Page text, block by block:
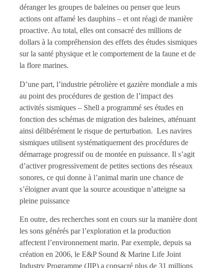
déranger les groupes de baleines ou penser que leurs
actions ont affamé les dauphins – et ont réagi de manière
proactive. Au total, elles ont consacré des millions de
dollars à la compréhension des effets des études sismiques
sur la santé physique et le comportement de la faune et de
la flore marines.
D’une part, l’industrie pétrolière et gazière mondiale a mis
au point des procédures de gestion de l’impact des
activités sismiques – Shell a programmé ses études en
fonction des schémas de migration des baleines, atténuant
ainsi délibérément le risque de perturbation. Les navires
sismiques utilisent systématiquement des procédures de
démarrage progressif ou de montée en puissance. Il s’agit
d’activer progressivement de petites sections des réseaux
sonores, ce qui donne à l’animal marin une chance de
s’éloigner avant que la source acoustique n’atteigne sa
pleine puissance
En outre, des recherches sont en cours sur la manière dont
les sons générés par l’exploration et la production
affectent l’environnement marin. Par exemple, depuis sa
création en 2006, le E&P Sound & Marine Life Joint
Industry Programme (JIP) a consacré plus de 31 millions